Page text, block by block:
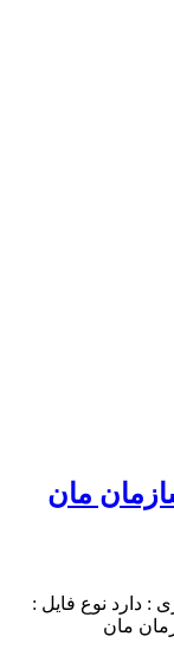
مان
گذاری : دارد نوع فایل :